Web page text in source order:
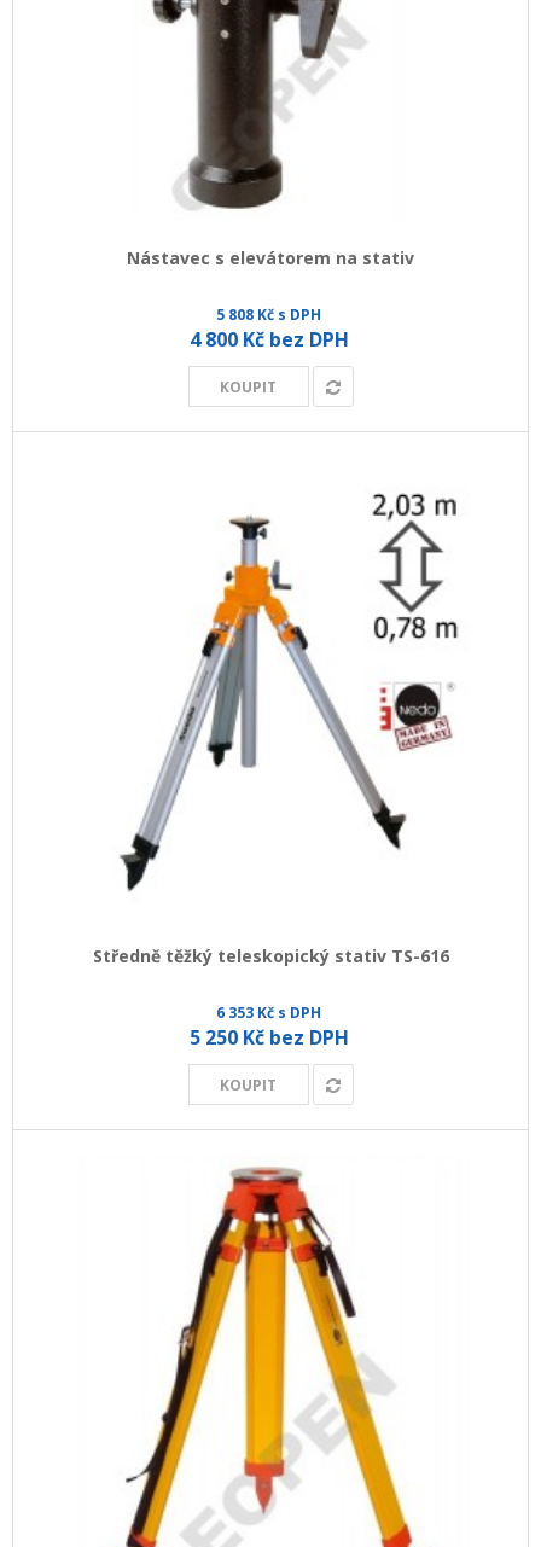
Nástavec s elevátorem na stativ
5 808 Kč s DPH
4 800 Kč bez DPH
KOUPIT
Středně těžký teleskopický stativ TS-616
6 353 Kč s DPH
5 250 Kč bez DPH
KOUPIT